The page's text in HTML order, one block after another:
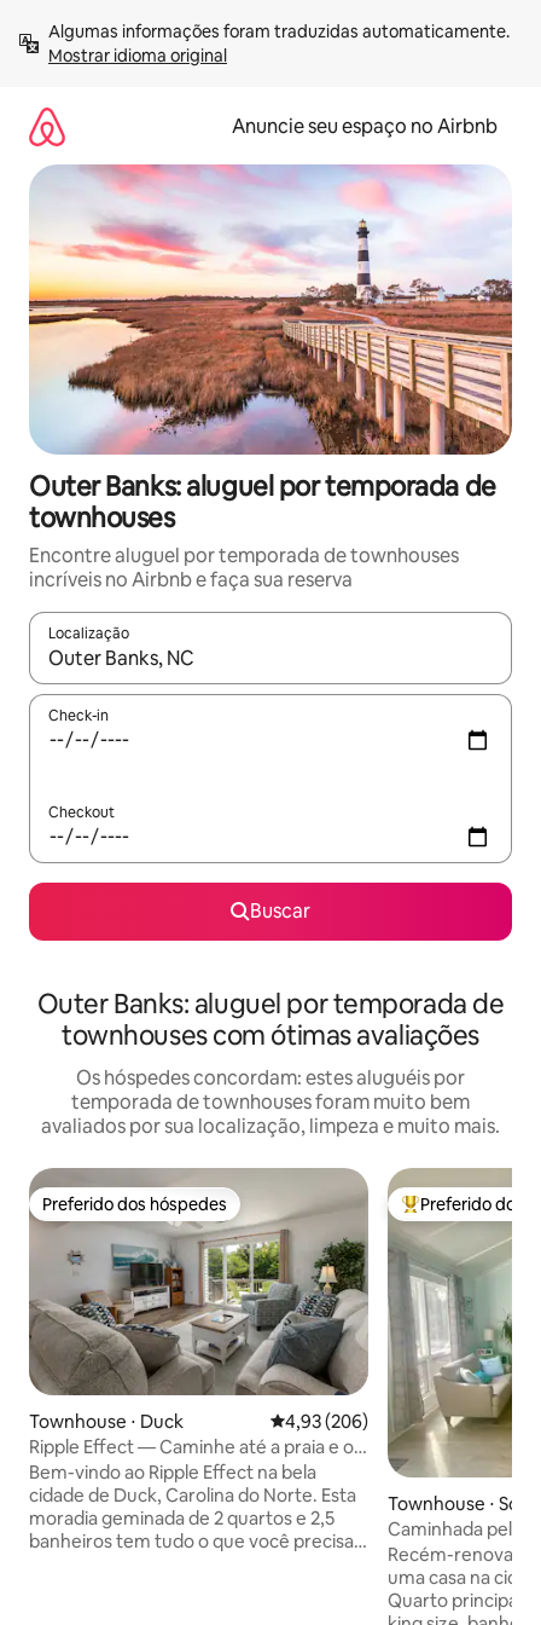
para
Mostrar idioma original
Anuncie seu espaço no Airbnb
Outer Banks: aluguel por temporada de
townhouses
Encontre aluguel por temporada de townhouses
incríveis no Airbnb e faça sua reserva
Localização
Quando os resultados estiverem disponíveis, explore-os
Check-in
Checkout
Buscar
Outer Banks: aluguel por temporada de
townhouses com ótimas avaliações
Os hóspedes concordam: estes aluguéis por
temporada de townhouses foram muito bem
avaliados por sua localização, limpeza e muito mais.
Preferido dos hóspedes
Preferido dos hóspedes
Townhouse ⋅ Duck 4,93 de uma avaliação média de
4,93 (206)
Ripple Effect — Caminhe até a praia e o
centro de Duck!
Bem-vindo ao Ripple Effect na bela
cidade de Duck, Carolina do Norte. Esta
moradia geminada de 2 quartos e 2,5
banheiros tem tudo o que você precisa
Entre os
Preferido dos
Townhouse ⋅
es
Caminhada pelas
do sul até a praia
Recém-renovado
uma casa na
Quarto principal